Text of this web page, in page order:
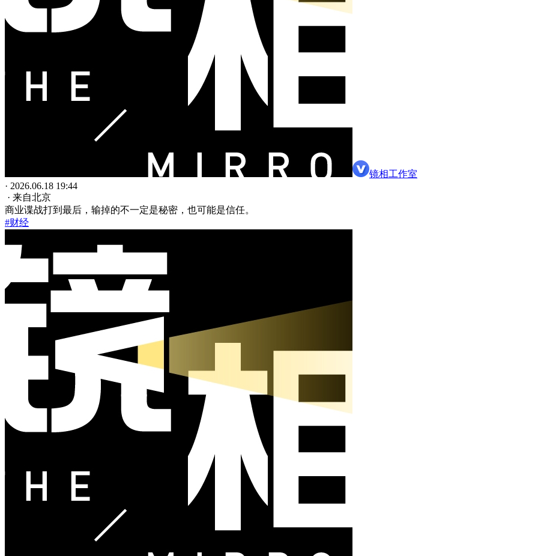
镜相工作室
· 2026.06.18 19:44
· 来自北京
商业谍战打到最后，输掉的不一定是秘密，也可能是信任。
#财经